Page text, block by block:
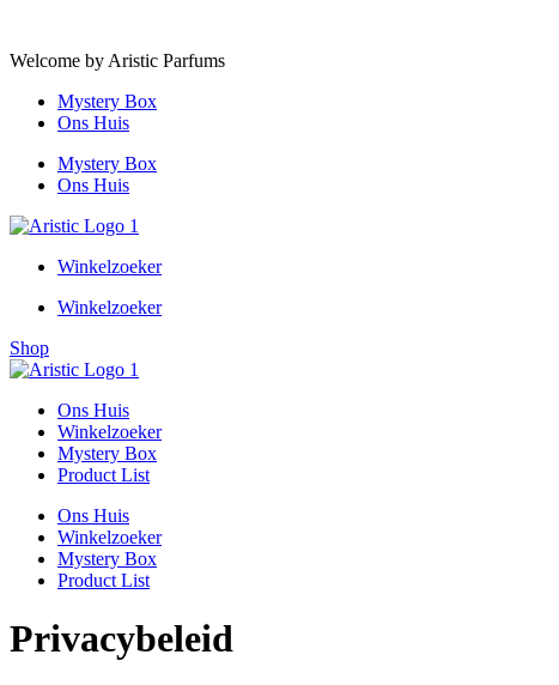
Welcome by Aristic Parfums
Mystery Box
Ons Huis
Mystery Box
Ons Huis
Winkelzoeker
Winkelzoeker
Shop
Ons Huis
Winkelzoeker
Mystery Box
Product List
Ons Huis
Winkelzoeker
Mystery Box
Product List
Privacybeleid